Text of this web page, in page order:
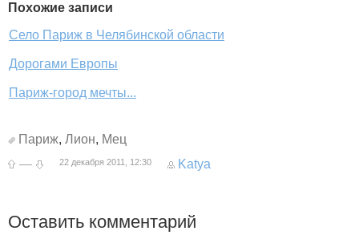
Похожие записи
Село Париж в Челябинской области
Дорогами Европы
Париж-город мечты...
Париж, Лион, Мец
—
22 декабря 2011, 12:30 Katya
Оставить комментарий